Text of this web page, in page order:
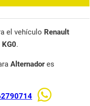
el vehículo Renault
KG0.
Alternadores